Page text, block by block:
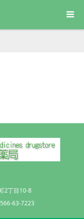
2丁目10-8
63-7223